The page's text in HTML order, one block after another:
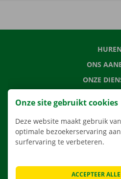
HUREN
ONS
ONZE
Onze site gebruikt cookies
Deze website maakt gebruik
optimale bezoekerservaring
surfervaring te verbeteren.
ACCEPTEER